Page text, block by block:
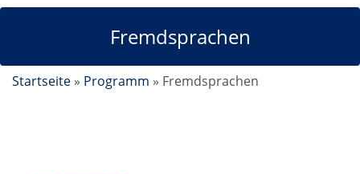
Fremdsprachen
Startseite » Programm » Fremdsprachen